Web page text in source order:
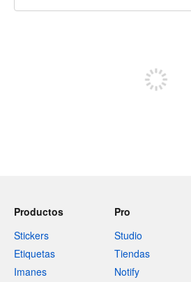
Productos
Stickers
Etiquetas
Imanes
Pro
Studio
Tiendas
Notify